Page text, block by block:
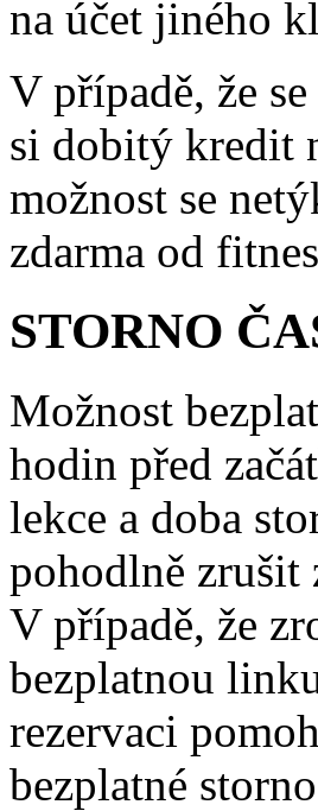
na účet jiného
V případě, že
si dobitý kredit
možnost se
zdarma od
STORNO
Možnost
hodin před
lekce a doba
pohodlně zrušit
V případě, že
bezplatnou
rezervaci
bezplatné